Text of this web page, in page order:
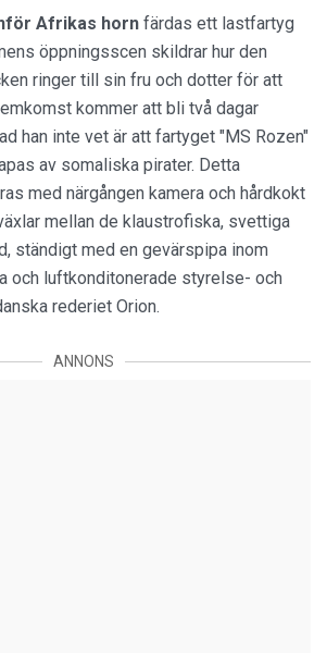
Afrikas horn färdas ett lastfartyg
öppningsscen skildrar hur den
ringer till sin fru och dotter för att
kommer att bli två dagar
han inte vet är att fartyget "MS Rozen"
av somaliska pirater. Detta
med närgången kamera och hårdkokt
mellan de klaustrofiska, svettiga
ständigt med en gevärspipa inom
och luftkonditonerade styrelse- och
rederiet Orion.
ANNONS